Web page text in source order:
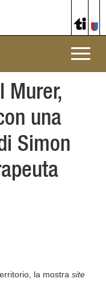
Toggle
Murer,
una
Simon
la mostra site